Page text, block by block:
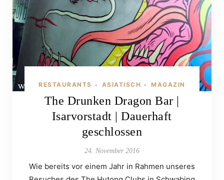
RESTAURANTS • ASIATISCH • MAGAZIN
The Drunken Dragon Bar |
Isarvorstadt | Dauerhaft
geschlossen
24. November 2016
Wie bereits vor einem Jahr in Rahmen unseres